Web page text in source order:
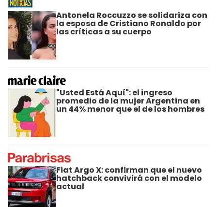
Antonela Roccuzzo se solidariza con
la esposa de Cristiano Ronaldo por
las críticas a su cuerpo
"Usted Está Aquí": el ingreso
promedio de la mujer Argentina en
un 44% menor que el de los hombres
Fiat Argo X: confirman que el nuevo
hatchback convivirá con el modelo
actual